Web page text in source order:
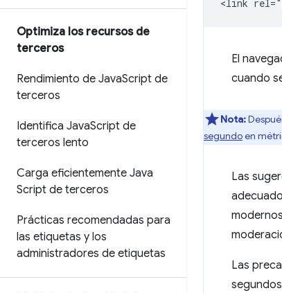
Optimiza los recursos de
terceros
Rendimiento de JavaScript de
terceros
Identifica JavaScript de
terceros lento
Carga eficientemente Java
Script de terceros
Prácticas recomendadas para
las etiquetas y los
administradores de etiquetas
El
cuando
Nota:
segundoen
Las
Las